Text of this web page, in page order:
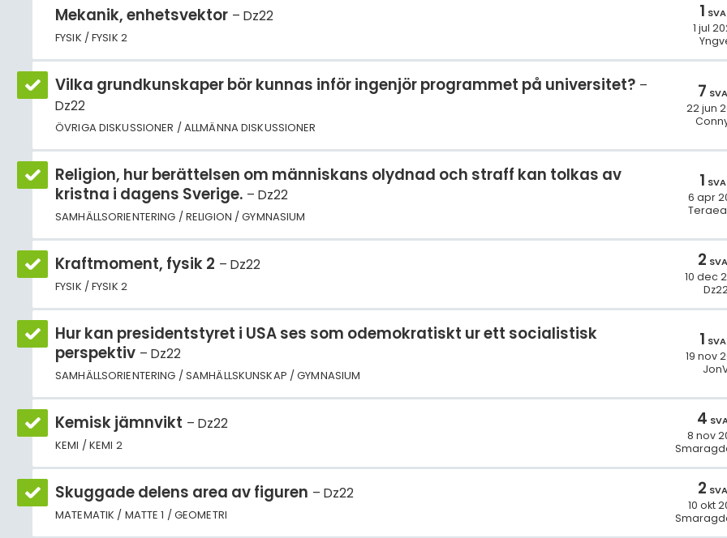
Mekanik, enhetsvektor Dz22
FYSIK / FYSIK 2
1
1 jul
Vilka grundkunskaper bör kunnas inför ingenjör programmet på universitet?
Dz22
ÖVRIGA DISKUSSIONER / ALLMÄNNA DISKUSSIONER
7
22 jun
Religion, hur berättelsen om människans olydnad och straff kan tolkas av
kristna i dagens Sverige.
Dz22
SAMHÄLLSORIENTERING / RELIGION / GYMNASIUM
1
6 apr
Kraftmoment, fysik 2 Dz22
FYSIK / FYSIK 2
2
10 dec
Hur kan presidentstyret i USA ses som odemokratiskt ur ett socialistisk
perspektiv
Dz22
SAMHÄLLSORIENTERING / SAMHÄLLSKUNSKAP / GYMNASIUM
1
19 nov
Kemisk jämnvikt Dz22
KEMI / KEMI 2
4
8 nov
Skuggade delens area av figuren Dz22
MATEMATIK / MATTE 1 / GEOMETRI
2
10 okt